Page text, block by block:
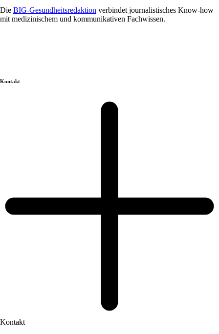
Die BIG-Gesundheitsredaktion verbindet journalistisches Know-how
mit medizinischem und kommunikativen Fachwissen.
Kontakt
Kontakt